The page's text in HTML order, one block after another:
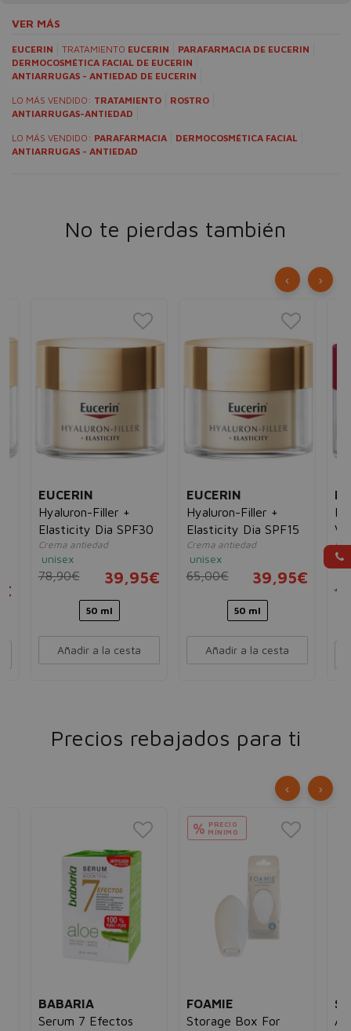
VER MÁS
EUCERIN TRATAMIENTO EUCERIN
PARAFARMACIA DE EUCERIN
DERMOCOSMÉTICA FACIAL DE EUCERIN
ANTIARRUGAS - ANTIEDAD DE EUCERIN
LO MÁS VENDIDO: TRATAMIENTO
ROSTRO
ANTIARRUGAS-ANTIEDAD
LO MÁS VENDIDO: PARAFARMACIA
DERMOCOSMÉTICA FACIAL
ANTIARRUGAS - ANTIEDAD
No te pierdas también
EUCERIN
Hyaluron-Filler +
Elasticity Dia SPF30
Crema antiedad
unisex
78,90€ 39,95€
50 ml
Añadir a la cesta
EUCERIN
Hyaluron-Filler +
Elasticity Dia SPF15
Crema antiedad
unisex
65,00€ 39,95€
50 ml
Añadir a la cesta
‹ ›
Precios rebajados para ti
BABARIA
Serum 7 Efectos
% PRECIO
MÍNIMO
FOAMIE
Storage Box For
‹ ›